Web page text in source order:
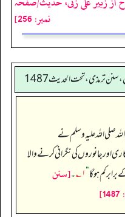
نمبر: 256]
سنن ترمذی، تحت الحديث 1487
صلی اللہ علیہ وسلم نے
اور جانوروں کی نگرانی کرنے والا
کم ہو گا“۱؎ ۔[سنن